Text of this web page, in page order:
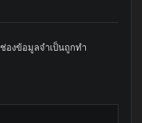
ช่องข้อมูลจำเป็นถูกทำ